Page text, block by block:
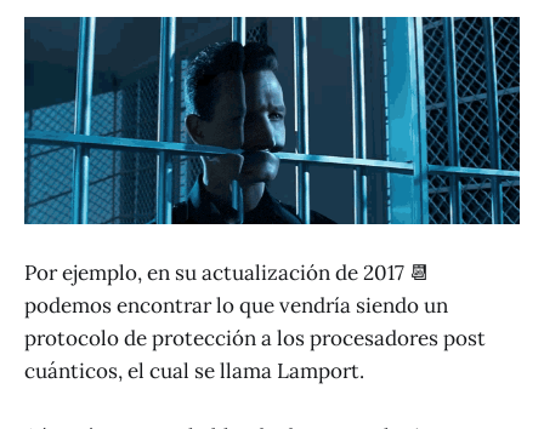
Por ejemplo, en su actualización de 2017 📆
podemos encontrar lo que vendría siendo un
protocolo de protección a los procesadores post
cuánticos, el cual se llama Lamport.